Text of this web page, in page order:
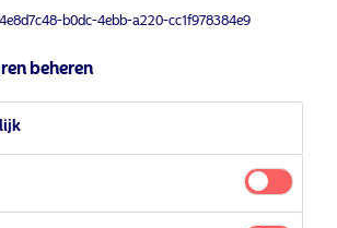
belegger
belegger
Toegankelijkheid
4e8d7c48-b0dc-4ebb-a220-cc1f978384e9
beheren